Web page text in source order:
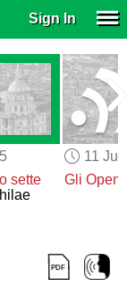
Sign In
sette
11
Gli Open